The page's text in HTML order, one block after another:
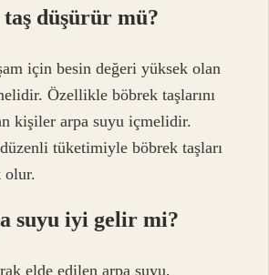
düşürür mü?
için besin değeri yüksek olan
Özellikle böbrek taşlarını
kişiler arpa suyu içmelidir.
tüketimiyle böbrek taşları
olur.
suyu iyi gelir mi?
elde edilen arpa suyu,